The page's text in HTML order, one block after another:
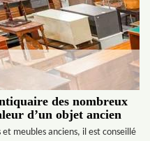
des nombreux
d’un objet ancien
meubles anciens, il est conseillé